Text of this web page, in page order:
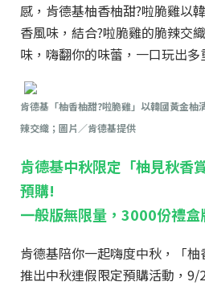
感，肯德基柚香柚甜?啦脆雞以
香風味，結合?啦脆雞的脆辣交
味，嗨翻你的味蕾，一口玩出多
肯德基「柚香柚甜?啦脆雞」以韓國黃金柚
辣交織；圖片／肯德基提供
肯德基中秋限定「柚見秋香
預購!
一般版無限量，3000份禮
肯德基陪你一起嗨度中秋，「
推出中秋連假限定預購活動，